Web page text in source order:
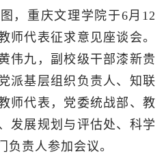
，重庆文理学院于6月12
师代表征求意见座谈会。
伟九，副校级干部漆新贵
派基层组织负责人、知联
师代表，党委统战部、教
发展规划与评估处、科学
负责人参加会议。